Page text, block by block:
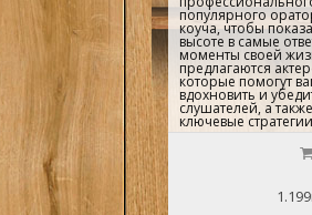
популярного
коуча, чтобы
высоте в самые
моменты своей
предлагаются
которые помогут
вдохновить и
слушателей, а
ключевые
выступления,
держаться на
аудиторией и